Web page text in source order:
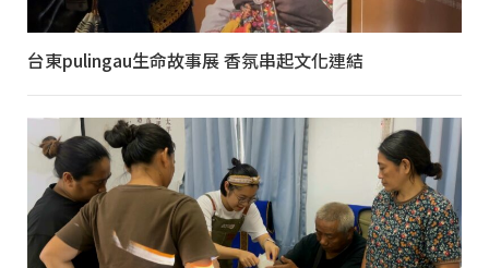
台東pulingau生命故事展 香氛串起文化連結